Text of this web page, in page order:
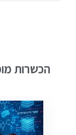
הכשרות